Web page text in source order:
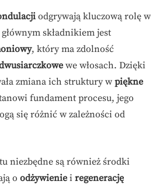
odgrywają kluczową rolę w
składnikiem jest
, który ma zdolność
we włosach. Dzięki
zmiana ich struktury w piękne
fundament procesu, jego
się różnić w zależności od
niezbędne są również środki
o odżywienie i regenerację